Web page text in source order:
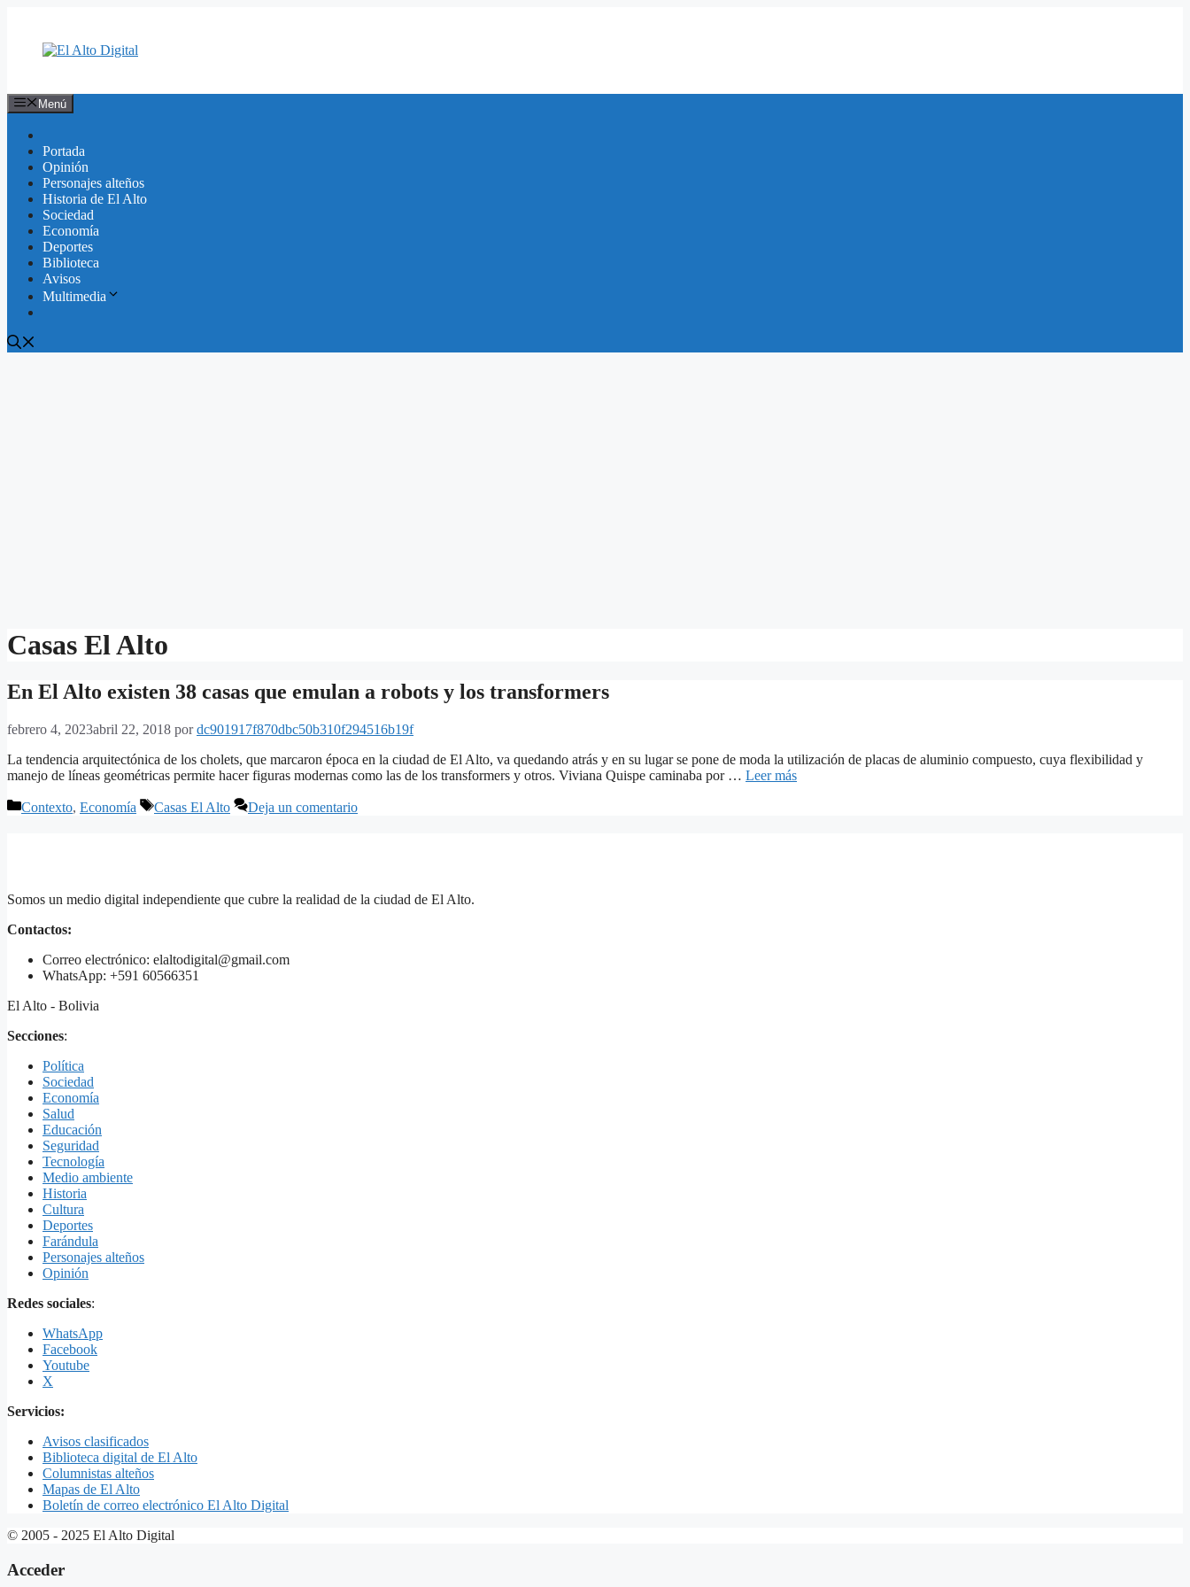
contenido
Menú
Portada
Opinión
Personajes alteños
Historia de El Alto
Sociedad
Economía
Deportes
Biblioteca
Avisos
Multimedia
Casas El Alto
En El Alto existen 38 casas que emulan a robots y los transformers
febrero 4, 2023abril 22, 2018 pordc901917f870dbc50b310f294516b19f
La tendencia arquitectónica de los cholets, que marcaron época en la ciudad de El Alto, va quedando atrás y en su lugar se pone de moda la utilización de placas de aluminio compuesto, cuya flexibilidad y
manejo de líneas geométricas permite hacer figuras modernas como las de los transformers y otros. Viviana Quispe caminaba por … Leer más
Categorías
Contexto, Economía Etiquetas
Casas El Alto Deja un comentario
Somos un medio digital independiente que cubre la realidad de la ciudad de El Alto.
Contactos:
Correo electrónico: elaltodigital@gmail.com
WhatsApp: +591 60566351
El Alto - Bolivia
Secciones:
Política
Sociedad
Economía
Salud
Educación
Seguridad
Tecnología
Medio ambiente
Historia
Cultura
Deportes
Farándula
Personajes alteños
Opinión
Redes sociales:
WhatsApp
Facebook
Youtube
X
Servicios:
Avisos clasificados
Biblioteca digital de El Alto
Columnistas alteños
Mapas de El Alto
Boletín de correo electrónico El Alto Digital
© 2005 - 2025 El Alto Digital
Acceder